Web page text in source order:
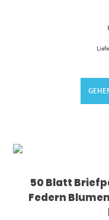
50 Blatt
Federn